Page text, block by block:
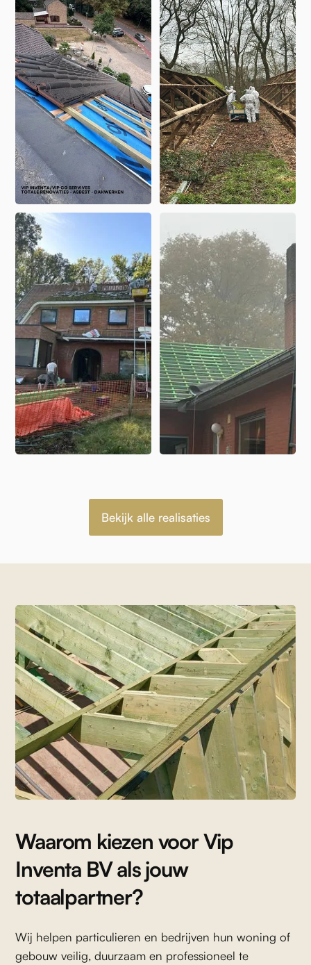
Bekijk alle realisaties
Waarom kiezen voor Vip
Inventa BV als jouw
totaalpartner?
Wij helpen particulieren en bedrijven hun woning of
gebouw veilig, duurzaam en professioneel te